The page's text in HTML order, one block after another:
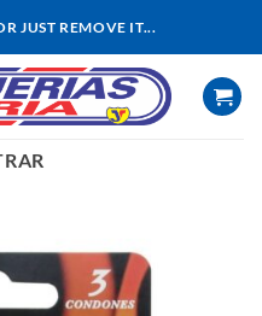
JUST REMOVE IT...